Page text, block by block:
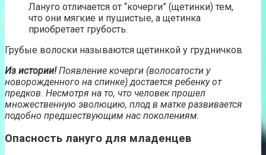
Лануго отличается от “кочерги” (щетинки) тем,
что они мягкие и пушистые, а щетинка
приобретает грубость.
Грубые волоски называются щетинкой у грудничков
Из истории!Появление кочерги (волосатости у
новорожденного на спинке) достается ребенку от
предков. Несмотря на то, что человек прошел
множественную эволюцию, плод в матке развивается
подобно предшествующим нас поколениям.
Опасность лануго для младенцев